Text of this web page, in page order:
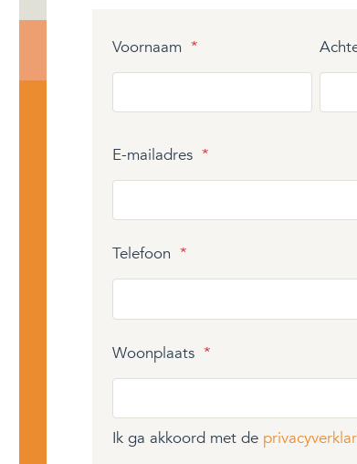
Voornaam *
E-mailadres *
Telefoon *
Woonplaats *
Ik ga akkoord met de